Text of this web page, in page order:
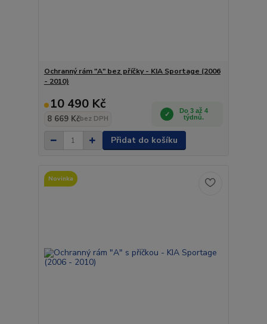
Ochranný rám "A" bez příčky - KIA Sportage (2006
- 2010)
10 490 Kč
8 669 Kčbez DPH
Do 3 až 4
týdnů.
Přidat do košíku
Novinka